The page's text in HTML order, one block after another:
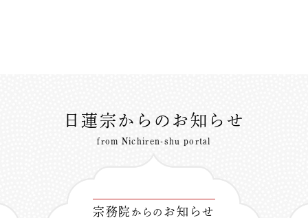
日蓮宗からのお知らせ
from Nichiren-shu portal
宗務院 からの お知らせ